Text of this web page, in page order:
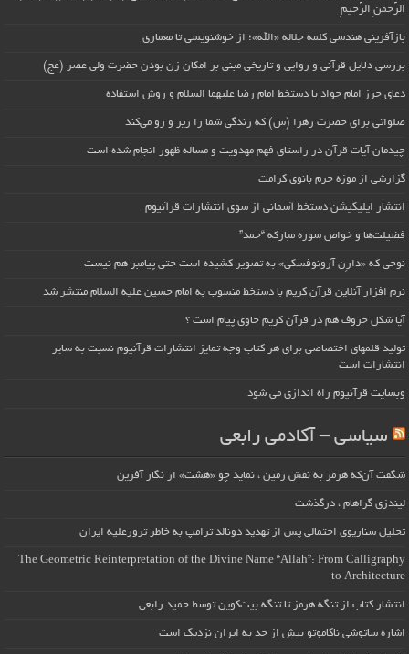
الرَّحمنِ الرَّحیمِ
بازآفرینی هندسی کلمه جلاله «الله»؛ از خوشنویسی تا معماری
بررسی دلایل قرآنی و روایی و تاریخی مبنی بر امکان زن بودن حضرت ولی عصر (عج)
دعای حرز امام جواد با دستخط امام رضا علیهما السلام و روش استفاده
صلواتی برای حضرت زهرا (س) که زندگی شما را زیر و رو می‌کند
چیدمان آیات قرآن در راستای فهم مهدویت و مساله ظهور انجام شده است
گزارشی از موزه حرم بانوی کرامت
انتشار اپلیکیشن دستخط آسمانی از سوی انتشارات قرآنیوم
فضیلت‌ها و خواص سوره مبارکه “حمد”
نوحی که «دارِن آرونوفسکی» به تصویر کشیده است حتی پیامبر هم نیست
نرم افزار آنلاین قرآن کریم با دستخط منسوب به امام حسین علیه السلام منتشر شد
آیا شکل حروف هم در قرآن کریم حاوی پیام است ؟
تولید قلمهای اختصاصی برای هر کتاب وجه تمایز انتشارات قرآنیوم نسبت به سایر
انتشارات است
وبسایت قرآنیوم راه اندازی می شود
سیاسی – آکادمی رابعی
شگفت آن‌که هرمز به نقش زمین ، نماید چو «هشت» از نگار آفرین
لیندزی گراهام ، درگذشت
تحلیل سناریوی احتمالی پس از تهدید دونالد ترامپ به خاطر ترورعلیه ایران
The Geometric Reinterpretation of the Divine Name “Allah”: From Calligraphy
to Architecture
انتشار کتاب از تنگه هرمز تا تنگه بیت‌کوین توسط حمید رابعی
اشاره ساتوشی ناکاموتو بیش از حد به ایران نزدیک است